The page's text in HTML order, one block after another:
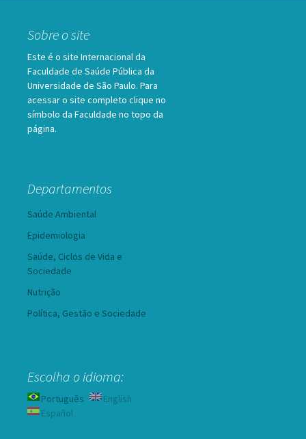
Sobre o site
Este é o site Internacional da
Faculdade de Saúde Pública da
Universidade de São Paulo. Para
acessar o site completo clique no
símbolo da Faculdade no topo da
página.
Departamentos
Saúde Ambiental
Epidemiologia
Saúde, Ciclos de Vida e
Sociedade
Nutrição
Política, Gestão e Sociedade
Escolha o idioma:
Português
English
Español